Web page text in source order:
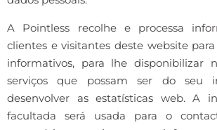
A Pointless recolhe e processa
clientes e visitantes deste website
informativos, para lhe disponibilizar
serviços que possam ser do seu
desenvolver as estatísticas web. A
facultada será usada para o